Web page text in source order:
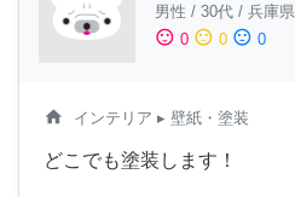
男性 / 30代 / 兵庫県
sentiment_satisfied 0 sentiment_neutral 0 sentiment_dissatisfied 0
home インテリア ▸ 壁紙・塗装
どこでも塗装します！